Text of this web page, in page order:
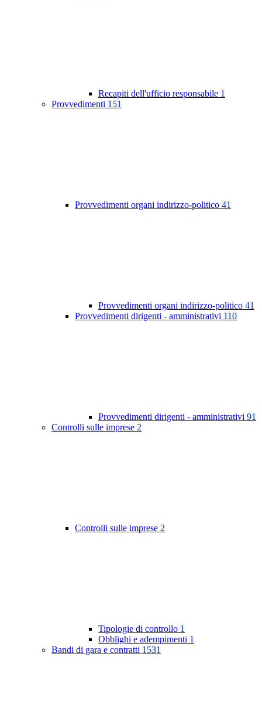
Recapiti dell'ufficio responsabile 1
Provvedimenti 151
Provvedimenti organi indirizzo-politico 41
Provvedimenti organi indirizzo-politico 41
Provvedimenti dirigenti - amministrativi 110
Provvedimenti dirigenti - amministrativi 91
Controlli sulle imprese 2
Controlli sulle imprese 2
Tipologie di controllo 1
Obblighi e adempimenti 1
Bandi di gara e contratti 1531